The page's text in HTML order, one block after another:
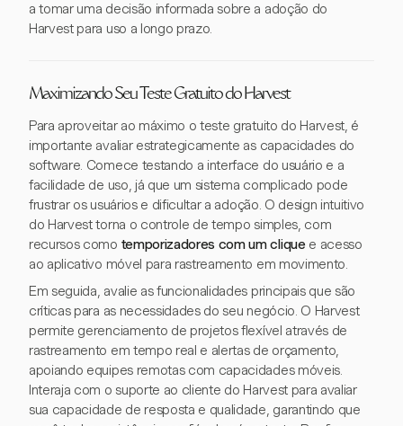
a tomar uma decisão informada sobre a adoção do
Harvest para uso a longo prazo.
Maximizando Seu Teste Gratuito do Harvest
Para aproveitar ao máximo o teste gratuito do Harvest, é
importante avaliar estrategicamente as capacidades do
software. Comece testando a interface do usuário e a
facilidade de uso, já que um sistema complicado pode
frustrar os usuários e dificultar a adoção. O design intuitivo
do Harvest torna o controle de tempo simples, com
recursos como temporizadores com um cliquee acesso
ao aplicativo móvel para rastreamento em movimento.
Em seguida, avalie as funcionalidades principais que são
críticas para as necessidades do seu negócio. O Harvest
permite gerenciamento de projetos flexível através de
rastreamento em tempo real e alertas de orçamento,
apoiando equipes remotas com capacidades móveis.
Interaja com o suporte ao cliente do Harvest para avaliar
sua capacidade de resposta e qualidade, garantindo que